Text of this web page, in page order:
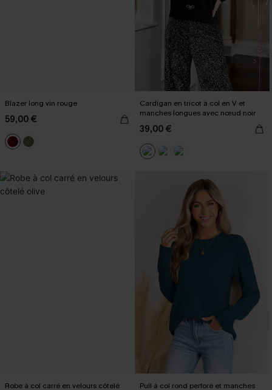
Blazer long vin rouge
59,00 €
Cardigan en tricot à col en V et
manches longues avec nœud noir
39,00 €
Robe à col carré en velours côtelé
Pull à col rond perforé et manches